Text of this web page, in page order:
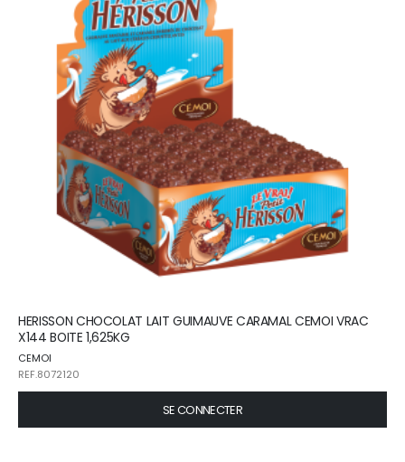
HERISSON CHOCOLAT LAIT GUIMAUVE CARAMAL CEMOI VRAC
X144 BOITE 1,625KG
CEMOI
REF.8072120
SE CONNECTER